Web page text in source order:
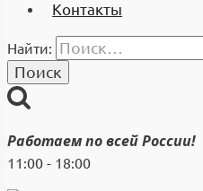
Контакты
Найти:
Работаем по всей России!
11:00 - 18:00